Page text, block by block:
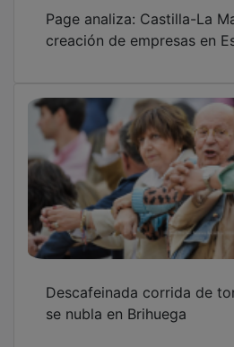
creación de empresas en
se nubla en Brihuega